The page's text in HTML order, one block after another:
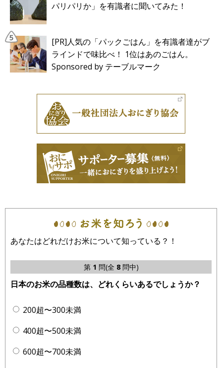
パリパリか」を有識者に聞いてみた！
[PR]人気の「パックごはん」を有識者達がブ
ラインドで味比べ！ 1位はあのごはん。
Sponsored by テーブルマーク
あなたはどれだけお米について知っている？！
第 1 問(全 8問中)
日本のお米の品種数は、どれくらいあるでしょうか？
200超〜300未満
400超〜500未満
600超〜700未満